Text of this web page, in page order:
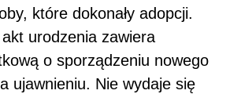
które dokonały adopcji.
urodzenia zawiera
o sporządzeniu nowego
ujawnieniu. Nie wydaje się